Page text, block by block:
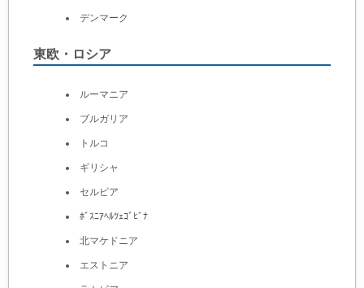
デンマーク
東欧・ロシア
ルーマニア
ブルガリア
トルコ
ギリシャ
セルビア
ﾎﾞｽﾆｱﾍﾙﾂｪｺﾞﾋﾞﾅ
北マケドニア
エストニア